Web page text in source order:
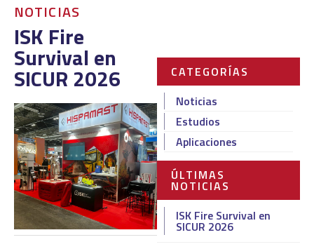
NOTICIAS
ISK Fire
Survival en
SICUR 2026
CATEGORÍAS
Noticias
Estudios
Aplicaciones
ÚLTIMAS
NOTICIAS
ISK Fire Survival en
SICUR 2026